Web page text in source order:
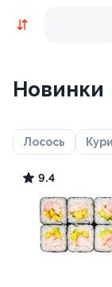
Новинки
Лосось
9.4